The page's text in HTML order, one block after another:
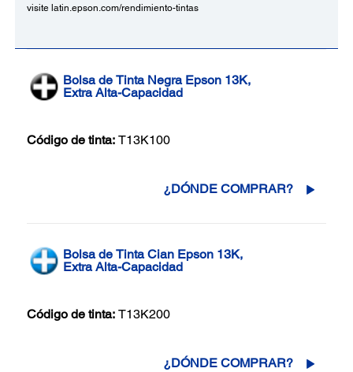
visite latin.epson.com/rendimiento-tintas
Bolsa de Tinta Negra Epson 13K,
Extra Alta-Capacidad
Código de tinta: T13K100
¿DÓNDE COMPRAR?
Bolsa de Tinta Cian Epson 13K,
Extra Alta-Capacidad
Código de tinta: T13K200
¿DÓNDE COMPRAR?